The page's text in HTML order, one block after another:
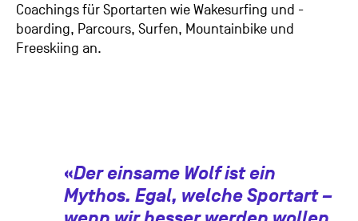
Coachings für Sportarten wie Wakesurfing und -
boarding, Parcours, Surfen, Mountainbike und
Freeskiing an.
«Der einsame Wolf ist ein
Mythos. Egal, welche Sportart –